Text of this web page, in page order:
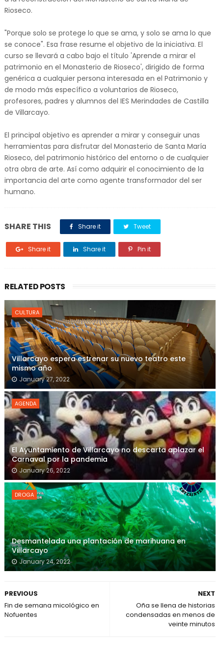
Rioseco.
"Porque solo se protege lo que se ama, y solo se ama lo que
se conoce". Esa frase resume el objetivo de la iniciativa. El
curso se llevará a cabo bajo el título 'Aprende a mirar el
patrimonio en el Monasterio de Rioseco', dirigido de forma
genérica a cualquier persona interesada en el Patrimonio y
de modo más específico a voluntarios de Rioseco,
profesores, padres y alumnos del IES Merindades de Castilla
de Villarcayo.
El principal objetivo es aprender a mirar y conseguir unas
herramientas para disfrutar del Monasterio de Santa María
Rioseco, del patrimonio histórico del entorno o de cualquier
otra obra de arte. Así como adquirir el conocimiento de la
importancia del arte como agente transformador del ser
humano.
SHARE THIS Share it Tweet
Share it Share it Pin it
RELATED POSTS
CULTURA
Villarcayo espera estrenar su nuevo teatro este
mismo año
January 27, 2022
AGENDA
El Ayuntamiento de Villarcayo no descarta aplazar el
Carnaval por la pandemia
January 26, 2022
DROGA
Desmantelada una plantación de marihuana en
Villarcayo
January 24, 2022
NEXT
Oña se llena de historias
condensadas en menos de
veinte minutos
PREVIOUS
Fin de semana micológico en
Nofuentes